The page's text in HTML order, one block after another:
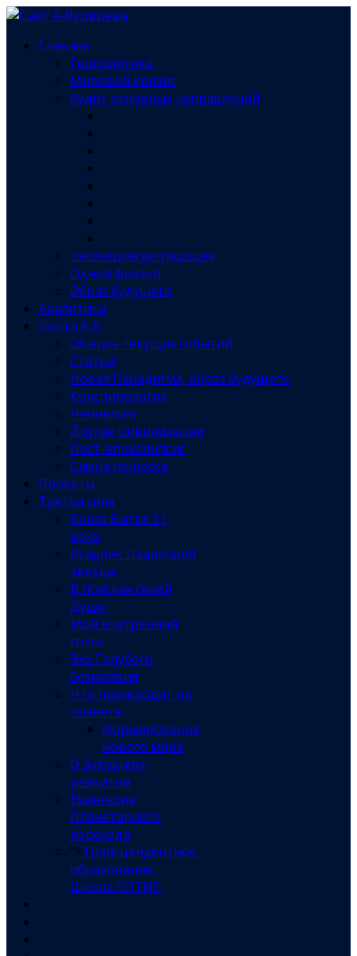
Главная
Геополитика
Мировой кризис
Аудит основных направлений
Эволюция/деградация
Одной фразой
Образ будущего
Аналитика
Лента А-Я
Обзоры текущих событий
Статьи
Новая Парадигма, образ будущего
Конспирология
Ченнелинг
Другие цивилизации
Пост-апокалипсис
Смена полюсов
Проекты
Третья сила
Книга Бытия 21
века
Всадник Падающей
звезды
В поисках своей
Души
Мой внутренний
голос
Эхо Голубого
безмолвия
Что происходит на
планете
Формирование
нового мира
О духовном
развитии
Евангелие
Планетарного
перехода
">Трансцендентное
образование,
Школа СОТИС